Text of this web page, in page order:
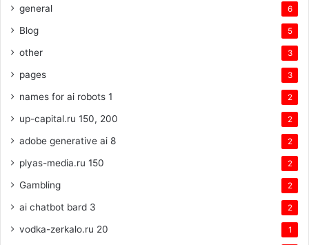
general 6
Blog 5
other 3
pages 3
names for ai robots 1 2
up-capital.ru 150, 200 2
adobe generative ai 8 2
plyas-media.ru 150 2
Gambling 2
ai chatbot bard 3 2
vodka-zerkalo.ru 20 1